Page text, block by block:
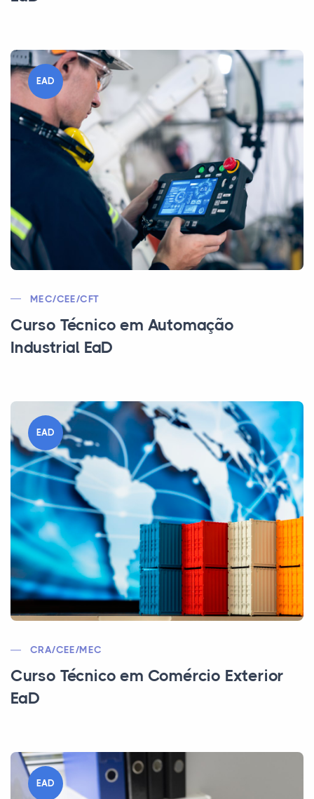
EAD
MEC/CEE/CFT
Curso Técnico em Automação
Industrial EaD
EAD
CRA/CEE/MEC
Curso Técnico em Comércio Exterior
EaD
EAD